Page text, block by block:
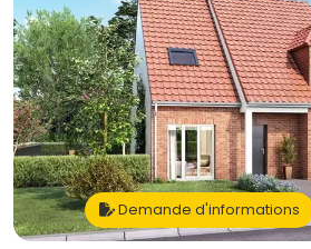
Demande d'informations